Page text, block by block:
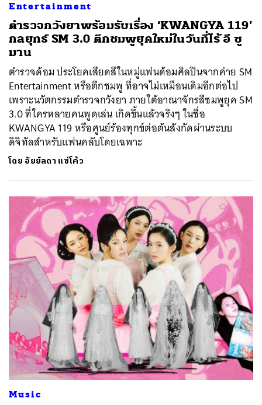
Entertainment
ตำรวจกวังยาพร้อมรับเรื่อง ‘KWANGYA 119’
กลยุทธ์ SM 3.0 ตึกชมพูยุคใหม่ในวันที่ไร้ อี ซู
มาน
ตำรวจด้อม ประโยคเสียดสีในหมู่แฟนด้อมศิลปินจากค่าย SM
Entertainment หรือตึกชมพู ที่อาจไม่เหมือนเดิมอีกต่อไป
เพราะนวัตกรรมตำรวจกวังยา ภายใต้อาณาจักรสีชมพูยุค SM
3.0 ที่ใครหลายคนพูดเล่น เกิดขึ้นแล้วจริงๆ ในชื่อ
KWANGYA 119 หรือศูนย์ร้องทุกข์ต่อต้นสังกัดผ่านระบบ
ดิจิทัลสำหรับแฟนคลับโดยเฉพาะ
โดย อัยย์ลดา แซ่โค้ว
Music